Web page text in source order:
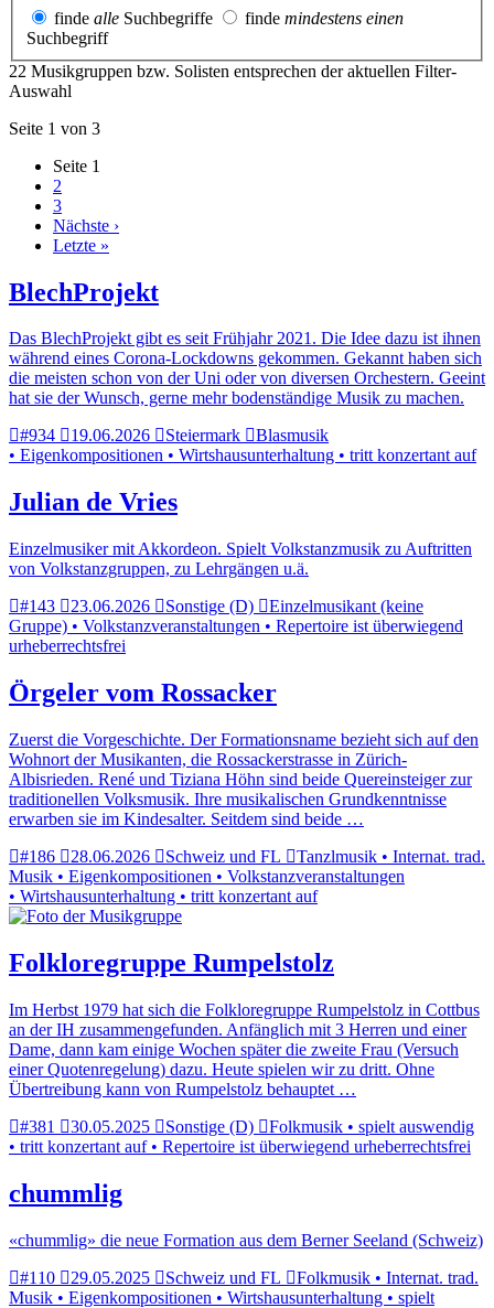
finde alle Suchbegriffe finde mindestens einen
Suchbegriff
22 Musikgruppen bzw. Solisten entsprechen der aktuellen Filter-
Auswahl
Seite 1 von 3
Seite 1
2
3
Nächste ›
Letzte »
BlechProjekt
Das BlechProjekt gibt es seit Frühjahr 2021. Die Idee dazu ist ihnen
während eines Corona-Lockdowns gekommen. Gekannt haben sich
die meisten schon von der Uni oder von diversen Orchestern. Geeint
hat sie der Wunsch, gerne mehr bodenständige Musik zu machen.
#934
19.06.2026 Steiermark
Blasmusik
• Eigenkompositionen • Wirtshausunterhaltung • tritt konzertant auf
Julian de Vries
Einzelmusiker mit Akkordeon. Spielt Volkstanzmusik zu Auftritten
von Volkstanzgruppen, zu Lehrgängen u.ä.
#143
23.06.2026 Sonstige (D)
Einzelmusikant (keine
Gruppe) • Volkstanzveranstaltungen • Repertoire ist überwiegend
urheberrechtsfrei
Örgeler vom Rossacker
Zuerst die Vorgeschichte. Der Formationsname bezieht sich auf den
Wohnort der Musikanten, die Rossackerstrasse in Zürich-
Albisrieden. René und Tiziana Höhn sind beide Quereinsteiger zur
traditionellen Volksmusik. Ihre musikalischen Grundkenntnisse
erwarben sie im Kindesalter. Seitdem sind beide …
#186
28.06.2026 Schweiz und FL
Tanzlmusik • Internat. trad.
Musik • Eigenkompositionen • Volkstanzveranstaltungen
• Wirtshausunterhaltung • tritt konzertant auf
Folkloregruppe Rumpelstolz
Im Herbst 1979 hat sich die Folkloregruppe Rumpelstolz in Cottbus
an der IH zusammengefunden. Anfänglich mit 3 Herren und einer
Dame, dann kam einige Wochen später die zweite Frau (Versuch
einer Quotenregelung) dazu. Heute spielen wir zu dritt. Ohne
Übertreibung kann von Rumpelstolz behauptet …
#381
30.05.2025 Sonstige (D)
Folkmusik • spielt auswendig
• tritt konzertant auf • Repertoire ist überwiegend urheberrechtsfrei
chummlig
«chummlig» die neue Formation aus dem Berner Seeland (Schweiz)
#110
29.05.2025 Schweiz und FL
Folkmusik • Internat. trad.
Musik • Eigenkompositionen • Wirtshausunterhaltung • spielt